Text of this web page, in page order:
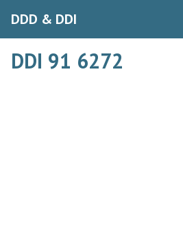
DDD & DDI
DDI 91 6272